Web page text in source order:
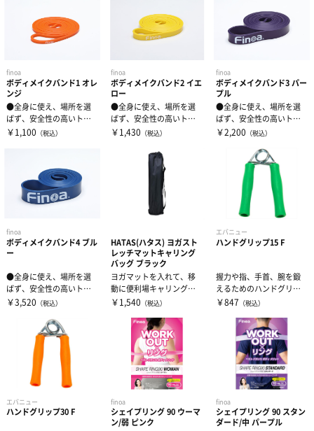
finoa
ボディメイクバンド1 オレ
ンジ
●全身に使え、場所を選
ばず、安全性の高いトレ
￥1,100 （税込）
finoa
ボディメイクバンド2 イエ
ロー
●全身に使え、場所を選
ばず、安全性の高いトレ
￥1,430 （税込）
finoa
ボディメイクバンド3 パー
プル
●全身に使え、場所を選
ばず、安全性の高いトレ
￥2,200 （税込）
finoa
ボディメイクバンド4 ブル
ー
●全身に使え、場所を選
ばず、安全性の高いトレ
￥3,520 （税込）
HATAS(ハタス) ヨガスト
レッチマットキャリング
バッグ ブラック
ヨガマットを入れて、移
動に便利場キャリングバ
ッグです。※ストレッチ
￥1,540 （税込）
エバニュー
ハンドグリップ15 F
握力や指、手首、腕を鍛
えるためのハンドグリッ
プです日本製お子様やリ
￥847 （税込）
エバニュー
ハンドグリップ30 F
finoa
シェイプリング 90 ウーマ
ン/弱 ピンク
finoa
シェイプリング 90 スタン
ダード/中 パープル